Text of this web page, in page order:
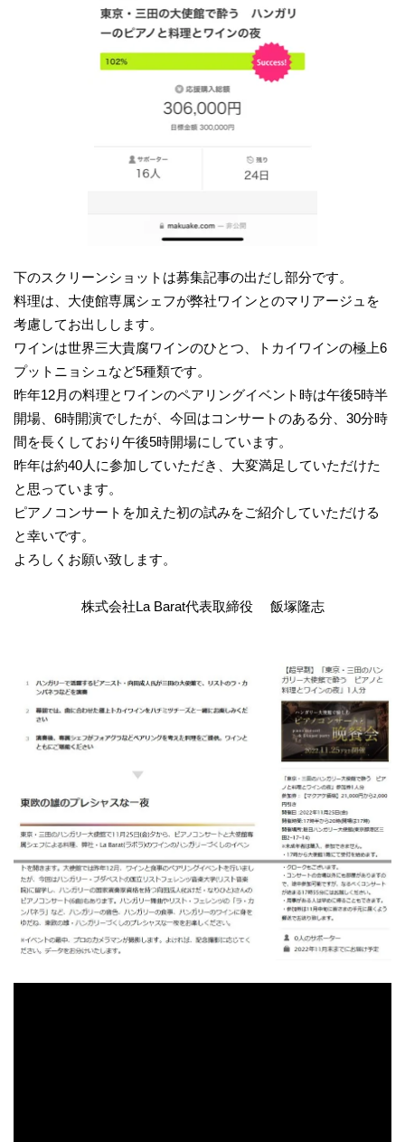
下のスクリーンショットは募集記事の出だし部分です。
料理は、大使館専属シェフが弊社ワインとのマリアージュを
考慮してお出しします。
ワインは世界三大貴腐ワインのひとつ、トカイワインの極上6
プットニョシュなど5種類です。
昨年12月の料理とワインのペアリングイベント時は午後5時半
開場、6時開演でしたが、今回はコンサートのある分、30分時
間を長くしており午後5時開場にしています。
昨年は約40人に参加していただき、大変満足していただけた
と思っています。
ピアノコンサートを加えた初の試みをご紹介していただける
と幸いです。
よろしくお願い致します。
株式会社La Barat代表取締役 飯塚隆志